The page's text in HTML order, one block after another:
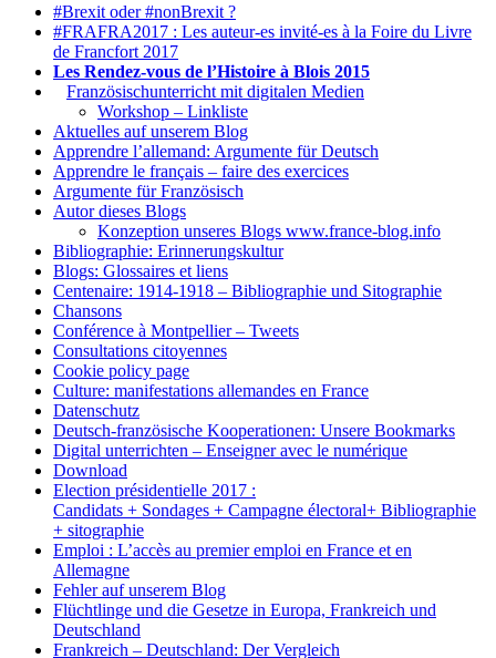
#Brexit oder #nonBrexit ?
#FRAFRA2017 : Les auteur-es invité-es à la Foire du Livre
de Francfort 2017
Les Rendez-vous de l’Histoire à Blois 2015
Französischunterricht mit digitalen Medien
Workshop – Linkliste
Aktuelles auf unserem Blog
Apprendre l’allemand: Argumente für Deutsch
Apprendre le français – faire des exercices
Argumente für Französisch
Autor dieses Blogs
Konzeption unseres Blogs www.france-blog.info
Bibliographie: Erinnerungskultur
Blogs: Glossaires et liens
Centenaire: 1914-1918 – Bibliographie und Sitographie
Chansons
Conférence à Montpellier – Tweets
Consultations citoyennes
Cookie policy page
Culture: manifestations allemandes en France
Datenschutz
Deutsch-französische Kooperationen: Unsere Bookmarks
Digital unterrichten – Enseigner avec le numérique
Download
Election présidentielle 2017 :
Candidats + Sondages + Campagne électoral+ Bibliographie
+ sitographie
Emploi : L’accès au premier emploi en France et en
Allemagne
Fehler auf unserem Blog
Flüchtlinge und die Gesetze in Europa, Frankreich und
Deutschland
Frankreich – Deutschland: Der Vergleich